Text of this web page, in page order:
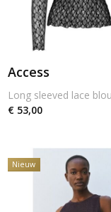
Access
Long sleeved lace
€ 53,00
Nieuw